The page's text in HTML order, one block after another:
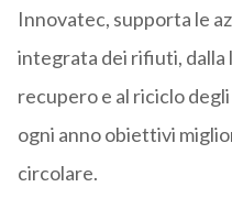
Innovatec, supporta le
integrata dei rifiuti, dalla
recupero e al riciclo
ogni anno obiettivi
circolare.